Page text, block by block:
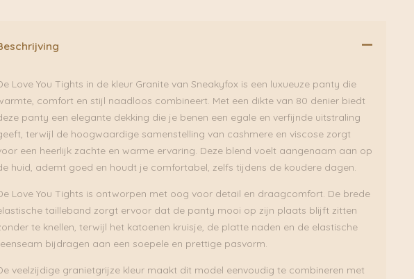
Love You Tights in de kleur Granite van Sneakyfox is een luxueuze panty die
comfort en stijl naadloos combineert. Met een dikte van 80 denier biedt
panty een elegante dekking die je benen een egale en verfijnde uitstraling
terwijl de hoogwaardige samenstelling van cashmere en viscose zorgt
een heerlijk zachte en warme ervaring. Deze blend voelt aangenaam aan op
huid, ademt goed en houdt je comfortabel, zelfs tijdens de koudere dagen.
Love You Tights is ontworpen met oog voor detail en draagcomfort. De brede
tailleband zorgt ervoor dat de panty mooi op zijn plaats blijft zitten
te knellen, terwijl het katoenen kruisje, de platte naden en de elastische
bijdragen aan een soepele en prettige pasvorm.
veelzijdige granietgrijze kleur maakt dit model eenvoudig te combineren met